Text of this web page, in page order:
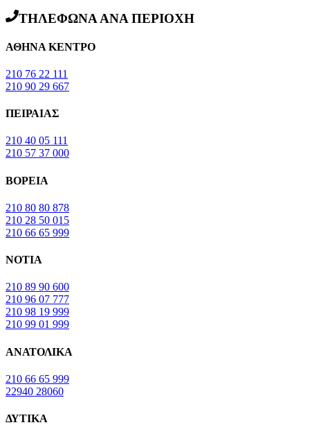
ΤΗΛΕΦΩΝΑ ΑΝΑ ΠΕΡΙΟΧΗ
ΑΘΗΝΑ ΚΕΝΤΡΟ
210 76 22 111
210 90 29 667
ΠΕΙΡΑΙΑΣ
210 40 05 111
210 57 37 000
ΒΟΡΕΙΑ
210 80 80 878
210 28 50 015
210 66 65 999
ΝΟΤΙΑ
210 89 90 600
210 96 07 777
210 98 19 999
210 99 01 999
ΑΝΑΤΟΛΙΚΑ
210 66 65 999
22940 28060
ΔΥΤΙΚΑ